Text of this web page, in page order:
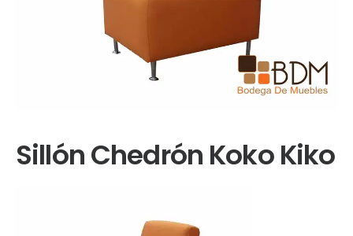
Sillón Chedrón Koko Kiko